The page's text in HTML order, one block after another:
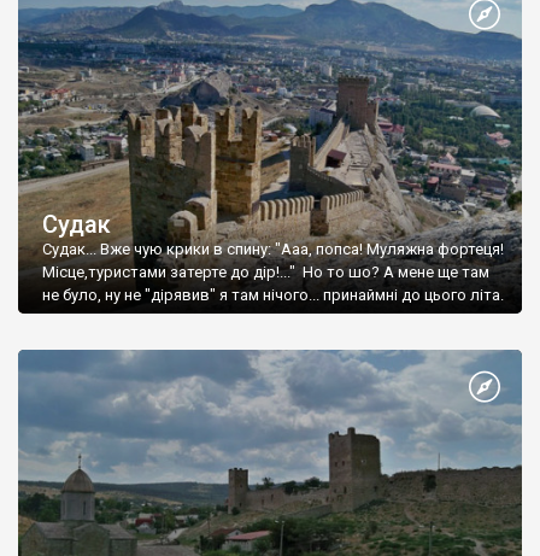
Судак
Судак... Вже чую крики в спину: "Ааа, попса! Муляжна фортеця!
Місце,туристами затерте до дір!..." Но то шо? А мене ще там
не було, ну не "дірявив" я там нічого... принаймні до цього літа.